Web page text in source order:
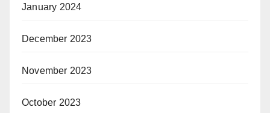
January 2024
December 2023
November 2023
October 2023